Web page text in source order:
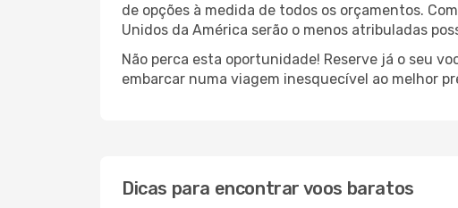
de opções à medida de todos os orçamentos.
Unidos da América serão o menos atribuladas
Não perca esta oportunidade! Reserve já o seu
embarcar numa viagem inesquecível ao melhor
Dicas para encontrar voos baratos